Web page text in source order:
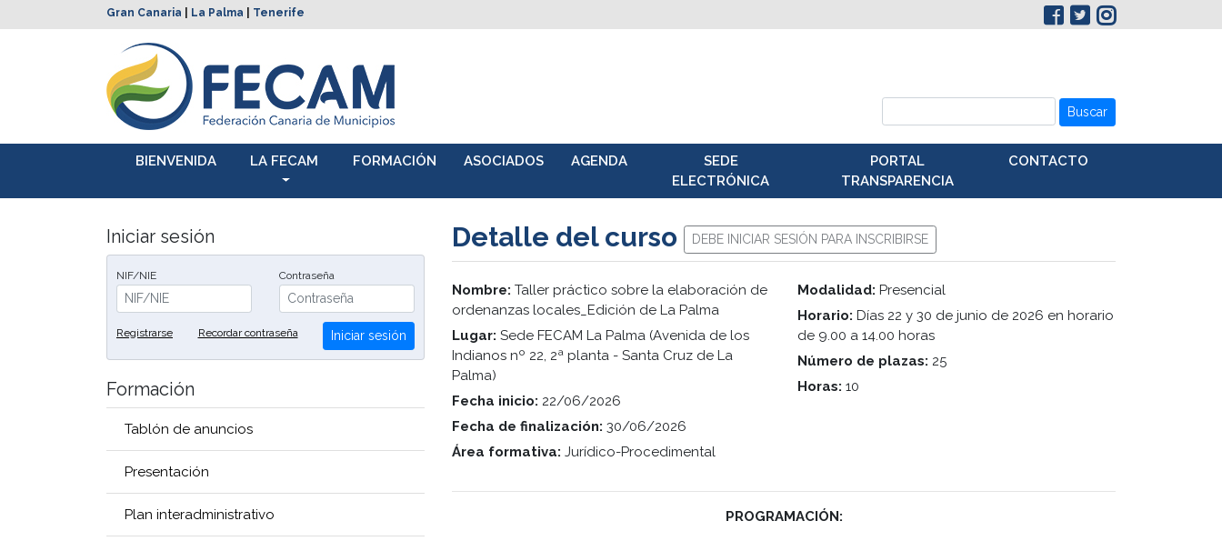
Gran Canaria La Palma Tenerife
Buscar
BIENVENIDA LA FECAM FORMACIÓN ASOCIADOS AGENDA
SEDE
ELECTRÓNICA
PORTAL
TRANSPARENCIA
CONTACTO
Iniciar sesión
NIF/NIE Contraseña
Registrarse Recordar contraseña Iniciar sesión
Formación
Tablón de anuncios
Presentación
Plan interadministrativo
Detalle del curso DEBE INICIAR SESIÓN PARA INSCRIBIRSE
Nombre: Taller práctico sobre la elaboración de
ordenanzas locales_Edición de La Palma
Lugar: Sede FECAM La Palma (Avenida de los
Indianos nº 22, 2ª planta - Santa Cruz de La
Palma)
Fecha inicio: 22/06/2026
Fecha de finalización: 30/06/2026
Área formativa: Jurídico-Procedimental
Modalidad: Presencial
Horario: Días 22 y 30 de junio de 2026 en horario
de 9.00 a 14.00 horas
Número de plazas: 25
Horas: 10
PROGRAMACIÓN: